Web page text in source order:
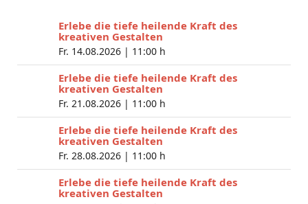
Erlebe die tiefe heilende Kraft des
kreativen Gestalten
Fr. 14.08.2026 | 11:00 h
Erlebe die tiefe heilende Kraft des
kreativen Gestalten
Fr. 21.08.2026 | 11:00 h
Erlebe die tiefe heilende Kraft des
kreativen Gestalten
Fr. 28.08.2026 | 11:00 h
Erlebe die tiefe heilende Kraft des
kreativen Gestalten